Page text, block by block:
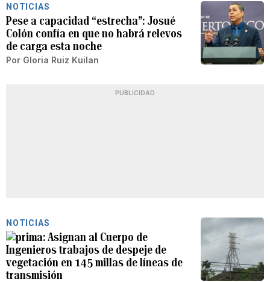
NOTICIAS
Pese a capacidad “estrecha”: Josué
Colón confía en que no habrá relevos
de carga esta noche
Por Gloria Ruiz Kuilan
PUBLICIDAD
NOTICIAS
Asignan al Cuerpo de
Ingenieros trabajos de despeje de
vegetación en 145 millas de líneas de
transmisión